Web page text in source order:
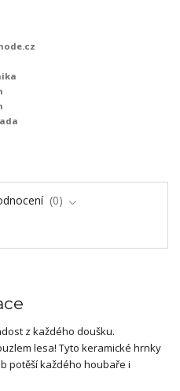
0
z každého doušku.
lesa! Tyto keramické hrnky
potěší každého houbaře i